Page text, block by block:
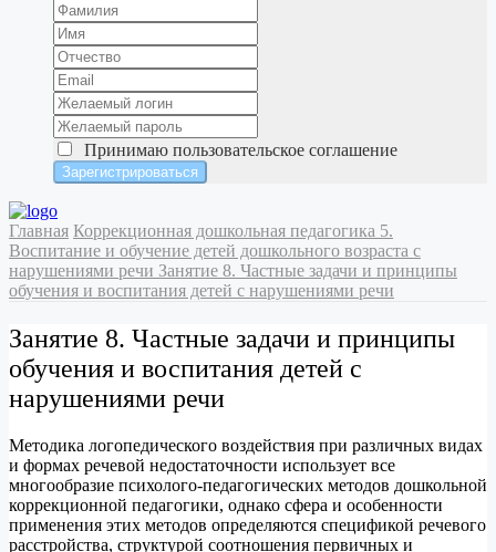
Принимаю пользовательское соглашение
Главная Коррекционная дошкольная педагогика 5.
Воспитание и обучение детей дошкольного возраста с
нарушениями речи Занятие 8. Частные задачи и принципы
обучения и воспитания детей с нарушениями речи
Занятие 8. Частные задачи и принципы
обучения и воспитания детей с
нарушениями речи
Методика логопедического воздействия при различных видах
и формах речевой недостаточности использует все
многообразие психолого-педагогических методов дошкольной
коррекционной педагогики, однако сфера и особенности
применения этих методов определяются спецификой речевого
расстройства, структурой соотношения первичных и